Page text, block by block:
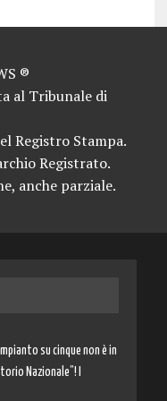
®
al Tribunale di
Registro Stampa.
Registrato.
anche parziale.
su cinque non è in
Nazionale”! I